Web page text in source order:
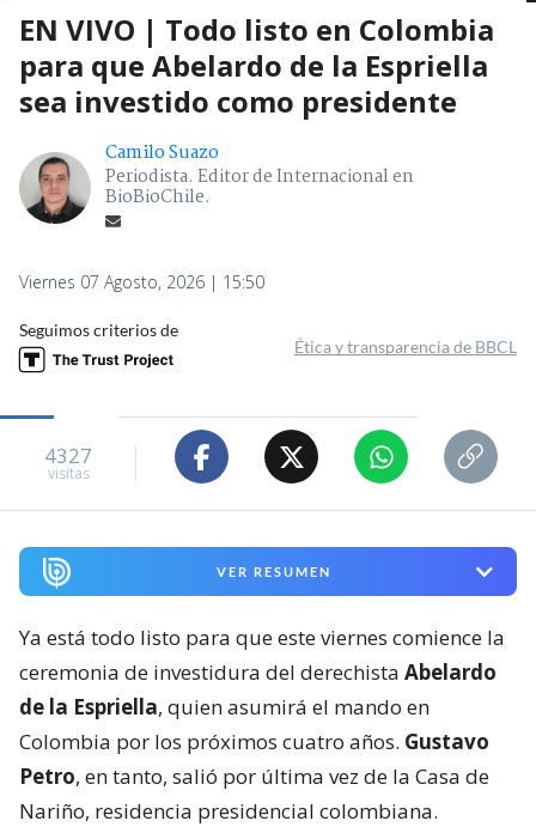
EN VIVO | Todo listo en Colombia
para que Abelardo de la Espriella
sea investido como presidente
Camilo Suazo
Periodista. Editor de Internacional en
BioBioChile.
Viernes 07 Agosto, 2026 | 15:50
Seguimos criterios de
Ética y transparencia de BBCL
4327
visitas
VER RESUMEN
Ya está todo listo para que este viernes comience la
ceremonia de investidura del derechista Abelardo
de la Espriella, quien asumirá el mando en
Colombia por los próximos cuatro años. Gustavo
Petro, en tanto, salió por última vez de la Casa de
Nariño, residencia presidencial colombiana.